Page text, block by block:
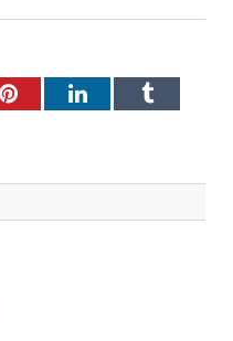
PinterestLinkedInTumblr